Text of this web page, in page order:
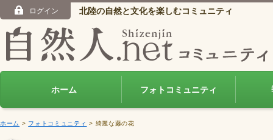
ログイン 北陸の自然と文化を楽しむコミュニティ
ホーム フォトコミュニティ
ホーム > フォトコミュニティ > 綺麗な藤の花